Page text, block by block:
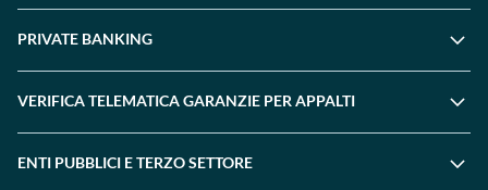
PRIVATE BANKING
VERIFICA TELEMATICA GARANZIE PER APPALTI
ENTI PUBBLICI E TERZO SETTORE